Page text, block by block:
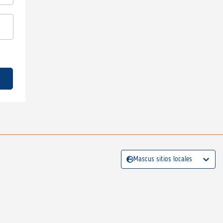
Mascus sitios locales